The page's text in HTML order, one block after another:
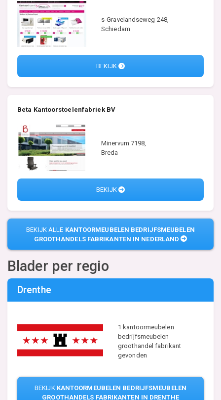
s-Gravelandseweg 248,
Schiedam
BEKIJK
Beta Kantoorstoelenfabriek BV
Minervum 7198,
Breda
BEKIJK
BEKIJK ALLE KANTOORMEUBELEN BEDRIJFSMEUBELEN
GROOTHANDELS FABRIKANTEN IN NEDERLAND
Blader per regio
Drenthe
1 kantoormeubelen
bedrijfsmeubelen
groothandel fabrikant
gevonden
BEKIJK KANTOORMEUBELEN BEDRIJFSMEUBELEN
GROOTHANDELS FABRIKANTEN IN DRENTHE